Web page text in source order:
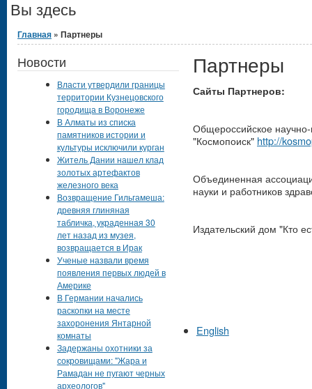
Вы здесь
Главная » Партнеры
Партнеры
Сайты Партнеров:
Общероссийское
"Космопоиск" http://
Объединенная
науки и работников
Издательский дом "Кто
English
Новости
Власти утвердили границы
территории Кузнецовского
городища в Воронеже
В Алматы из списка
памятников истории и
культуры исключили курган
Житель Дании нашел клад
золотых артефактов
железного века
Возвращение Гильгамеша:
древняя глиняная
табличка, украденная 30
лет назад из музея,
возвращается в Ирак
Ученые назвали время
появления первых людей в
Америке
В Германии начались
раскопки на месте
захоронения Янтарной
комнаты
Задержаны охотники за
сокровищами: "Жара и
Рамадан не пугают черных
археологов"